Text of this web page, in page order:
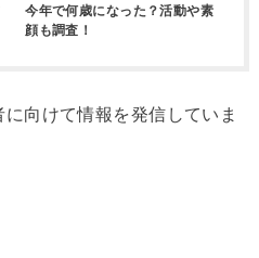
今年で何歳になった？活動や素
顔も調査！
向けて情報を発信していま